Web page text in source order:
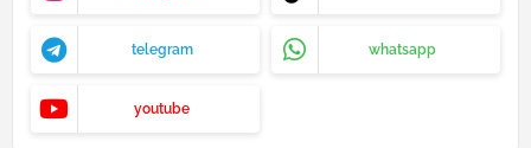
telegram whatsapp
youtube